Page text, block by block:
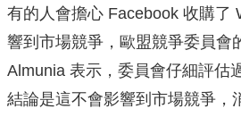
有的人會擔心 Facebook 收購了
響到市場競爭，歐盟競爭委員會
Almunia 表示，委員會仔細評估
結論是這不會影響到市場競爭，